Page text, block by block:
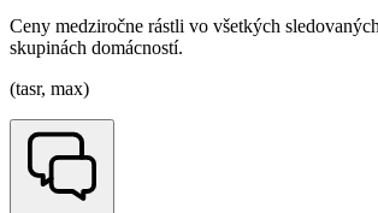
Ceny medziročne rástli vo všetkých
skupinách domácností.
(tasr, max)